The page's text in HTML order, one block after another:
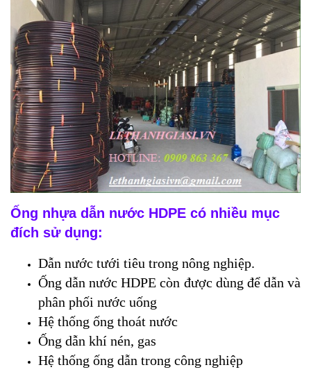
Ống nhựa dẫn nước HDPE có nhiều mục
đích sử dụng:
Dẫn nước tưới tiêu trong nông nghiệp.
Ống dẫn nước HDPE còn được dùng để dẫn và
phân phối nước uống
Hệ thống ống thoát nước
Ống dẫn khí nén, gas
Hệ thống ống dẫn trong công nghiệp